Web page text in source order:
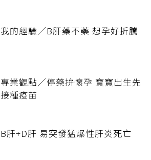
我的經驗／B肝藥不藥 想孕好折騰
專業觀點／停藥拚懷孕 寶寶出生先
接種疫苗
B肝+D肝 易突發猛爆性肝炎死亡